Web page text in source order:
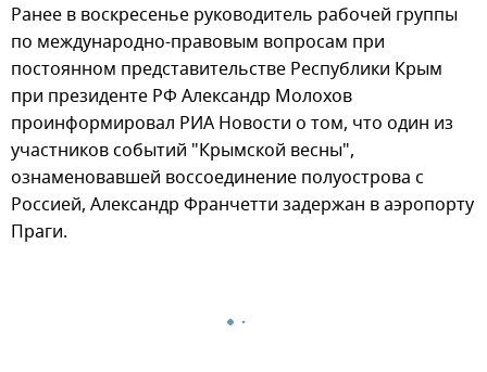
Ранее в воскресенье руководитель рабочей группы
по международно-правовым вопросам при
постоянном представительстве Республики Крым
при президенте РФ Александр Молохов
проинформировал РИА Новости о том, что один из
участников событий "Крымской весны",
ознаменовавшей воссоединение полуострова с
Россией, Александр Франчетти задержан в аэропорту
Праги.